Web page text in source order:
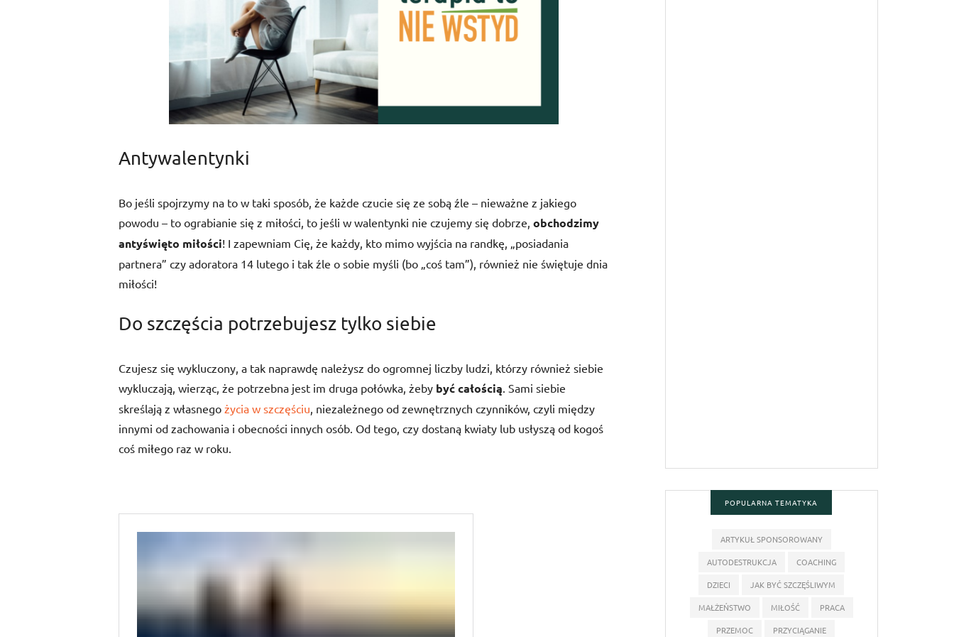
Antywalentynki
Bo jeśli spojrzymy na to w taki sposób, że każde czucie się ze sobą źle – nieważne z jakiego
powodu – to ograbianie się z miłości, to jeśli w walentynki nie czujemy się dobrze, obchodzimy
antyświęto miłości! I zapewniam Cię, że każdy, kto mimo wyjścia na randkę, „posiadania
partnera” czy adoratora 14 lutego i tak źle o sobie myśli (bo „coś tam”), również nie świętuje dnia
miłości!
Do szczęścia potrzebujesz tylko siebie
Czujesz się wykluczony, a tak naprawdę należysz do ogromnej liczby ludzi, którzy również siebie
wykluczają, wierząc, że potrzebna jest im druga połówka, żeby być całością. Sami siebie
skreślają z własnego życia w szczęściu, niezależnego od zewnętrznych czynników, czyli między
innymi od zachowania i obecności innych osób. Od tego, czy dostaną kwiaty lub usłyszą od kogoś
coś miłego raz w roku.
POPULARNA TEMATYKA
ARTYKUŁ SPONSOROWANY
AUTODESTRUKCJA
COACHING
DZIECI
JAK BYĆ SZCZĘŚLIWYM
MAŁŻEŃSTWO
MIŁOŚĆ
PRACA
PRZEMOC
PRZYCIĄGANIE